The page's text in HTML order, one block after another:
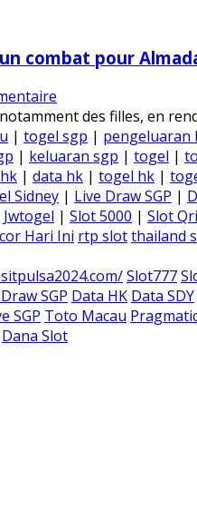
combat pour
notamment des filles, en
| togel sgp | pengeluaran
| keluaran sgp | togel |
| data hk | togel hk |
Sidney | Live Draw SGP |
Jwtogel | Slot 5000 | Slot
Hari Ini rtp slotthailand
Slot777
SGP Data HK Data SDY
SGP Toto Macau
Dana Slot